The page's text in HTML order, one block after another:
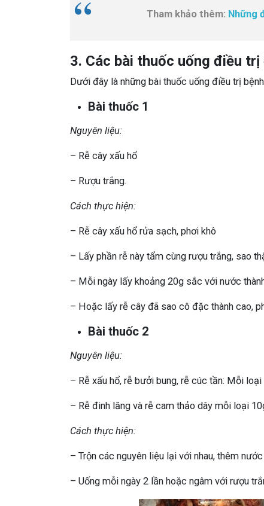
Tham khảo thêm: Những
3. Các bài thuốc uống điều
Dưới đây là những bài thuốc uống điều trị
Bài thuốc 1
Nguyên liệu:
– Rễ cây xấu hổ
– Rượu trắng.
Cách thực hiện:
– Rễ cây xấu hổ rửa sạch, phơi khô
– Lấy phần rễ này tẩm cùng rượu trắng, sao
– Mỗi ngày lấy khoảng 20g sắc với nước
– Hoặc lấy rễ cây đã sao cô đặc thành cao,
Bài thuốc 2
Nguyên liệu:
– Rễ xấu hổ, rễ bưởi bung, rễ cúc tần: Mỗi
– Rễ đinh lăng và rễ cam thảo dây mỗi loại
Cách thực hiện:
– Trộn các nguyên liệu lại với nhau, thêm
– Uống mỗi ngày 2 lần hoặc ngâm với rượu